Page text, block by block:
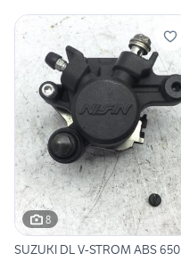
8
SUZUKI DL V-STROM ABS 650